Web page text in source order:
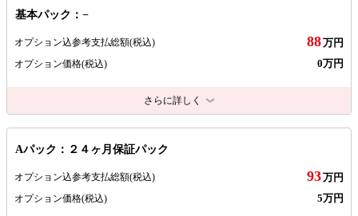
基本パック：−
オプション込参考支払総額(税込) 88万円
オプション価格(税込) 0万円
さらに詳しく
Aパック：２４ヶ月保証パック
オプション込参考支払総額(税込) 93万円
オプション価格(税込) 5万円